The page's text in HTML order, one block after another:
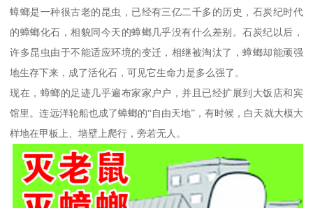
蟑螂是一种很古老的昆虫，已经有三亿二千多的历史，石炭纪时代
的蟑螂化石，相貌同今天的蟑螂几乎没有什么差别。石炭纪以后，
许多昆虫由于不能适应环境的变迁，相继被淘汰了，蟑螂却能顽强
地生存下来，成了活化石，可见它生命力是多么强了。
现在，蟑螂的足迹几乎遍布家家户户，并且已经扩展到大饭店和宾
馆里。连远洋轮船也成了蟑螂的“自由天地”，有时候，白天就大模大
样地在甲板上、墙壁上爬行，旁若无人。